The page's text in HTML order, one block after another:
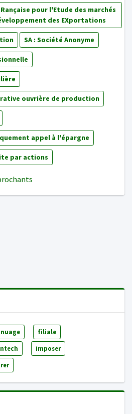
pour l'Etude des marchés
des EXportations
SA : Société Anonyme
ouvrière de production
appel à l'épargne
par actions
nuage filiale
imposer